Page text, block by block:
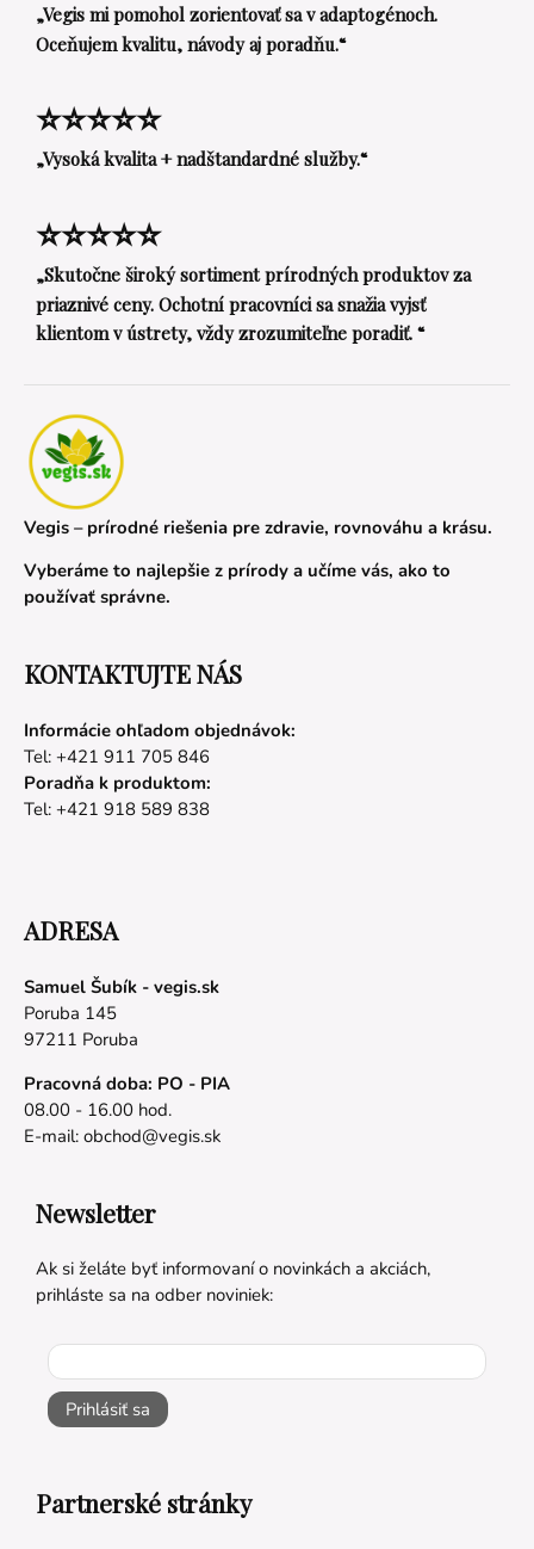
„Vegis mi pomohol zorientovať sa v adaptogénoch.
Oceňujem kvalitu, návody aj poradňu.“
⭐⭐⭐⭐⭐
„Vysoká kvalita + nadštandardné služby.“
⭐⭐⭐⭐⭐
„Skutočne široký sortiment prírodných produktov za
priaznivé ceny. Ochotní pracovníci sa snažia vyjsť
klientom v ústrety, vždy zrozumiteľne poradiť. “
Vegis – prírodné riešenia pre zdravie, rovnováhu a krásu.
Vyberáme to najlepšie z prírody a učíme vás, ako to
používať správne.
KONTAKTUJTE NÁS
Informácie ohľadom objednávok:
Tel: +421 911 705 846
Poradňa k produktom:
Tel: +421 918 589 838
ADRESA
Samuel Šubík - vegis.sk
Poruba 145
97211 Poruba
Pracovná doba: PO - PIA
08.00 - 16.00 hod.
E-mail: obchod@vegis.sk
Newsletter
Ak si želáte byť informovaní o novinkách a akciách,
prihláste sa na odber noviniek:
Prihlásiť sa
Partnerské stránky